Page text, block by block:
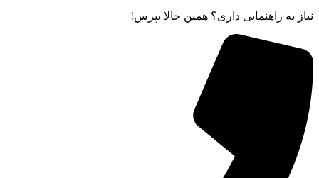
نیاز به راهنمایی داری؟ همین حالا بپرس!